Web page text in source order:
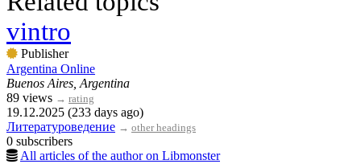
vintro
Publisher
Argentina Online
Buenos Aires, Argentina
89 views → rating
19.12.2025 (233 days ago)
Литературоведение → other headings
0 subscribers
All articles of the author on Libmonster